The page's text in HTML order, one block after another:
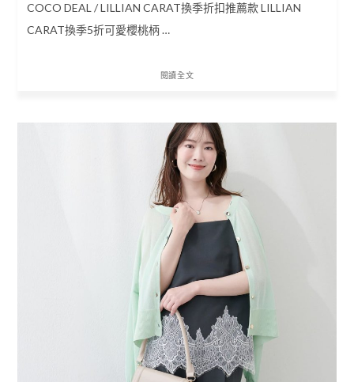
COCO DEAL / LILLIAN CARAT換季折扣推薦款 LILLIAN
CARAT換季5折可愛櫻桃柄 …
閱讀全文